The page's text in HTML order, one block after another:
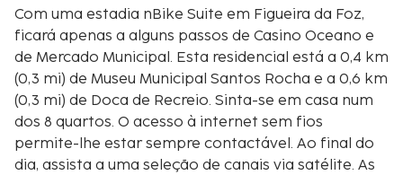
Com uma estadia nBike Suite em Figueira da Foz,
ficará apenas a alguns passos de Casino Oceano e
de Mercado Municipal. Esta residencial está a 0,4 km
(0,3 mi) de Museu Municipal Santos Rocha e a 0,6 km
(0,3 mi) de Doca de Recreio. Sinta-se em casa num
dos 8 quartos. O acesso à internet sem fios
permite-lhe estar sempre contactável. Ao final do
dia, assista a uma seleção de canais via satélite. As